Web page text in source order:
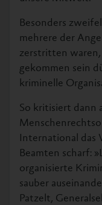
Besonders
mehrere der
zerstritten waren,
gekommen sein
kriminelle
So kritisiert dann
International das
Beamten scharf:
organisierte
sauber
Patzelt,